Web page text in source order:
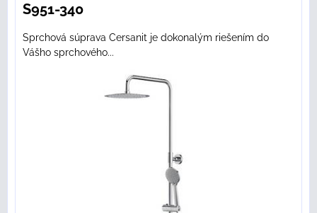
S951-340
Sprchová súprava Cersanit je dokonalým riešením do
Vášho sprchového...